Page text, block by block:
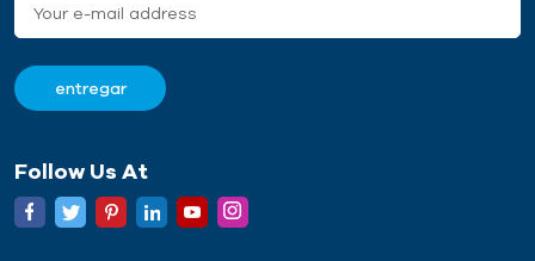
Follow Us At